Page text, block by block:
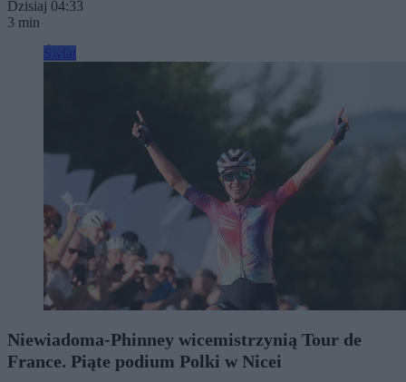
Dzisiaj 04:33
3 min
Niewiadoma-Phinney wicemistrzynią Tour de
France. Piąte podium Polki w Nicei